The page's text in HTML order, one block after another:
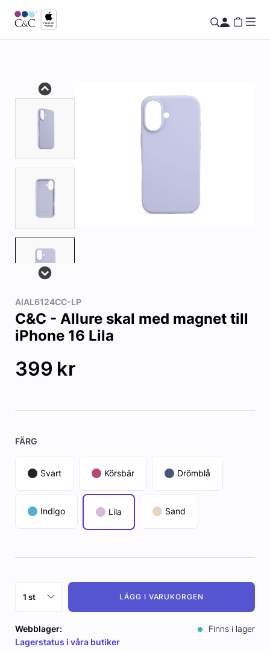
AIAL6124CC-LP
C&C - Allure skal med magnet till
iPhone 16 Lila
399 kr
FÄRG
Svart Körsbär Drömblå
Indigo Lila Sand
LÄGG I VARUKORGEN
Webblager:
Finns i lager
Lagerstatus i våra butiker